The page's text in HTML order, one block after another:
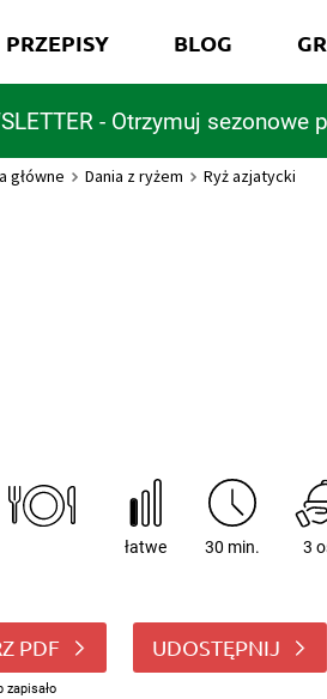
- Otrzymuj sezonowe
PRZEPISY BLOG
główne Dania z ryżem Ryż azjatycki
łatwe 30 min. 3
PDF
zapisało
UDOSTĘPNIJ